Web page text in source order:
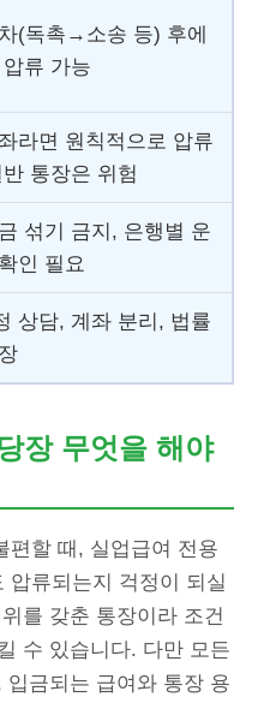
(독촉→소송 등) 후에
류 가능
라면 원칙적으로 압류
통장은 위험
섞기 금지, 은행별 운
인 필요
상담, 계좌 분리, 법률
장 무엇을 해야
편할 때, 실업급여 전용
압류되는지 걱정이 되실
를 갖춘 통장이라 조건
수 있습니다. 다만 모든
금되는 급여와 통장 용